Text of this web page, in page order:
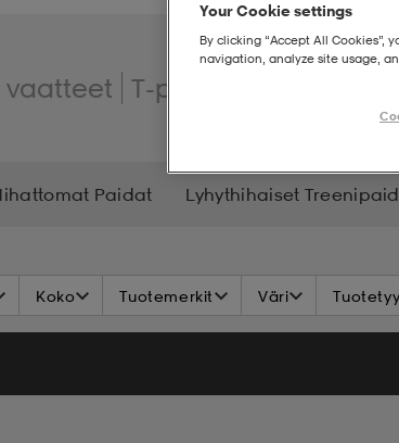
vaatteet T-paidat
Paidat Lyhythihaiset
Koko Tuotemerkit Väri
Your Cookie settings
By clicking “Accept All Cookies”,
navigation, analyze site usage,